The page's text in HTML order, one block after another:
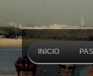
INICIO